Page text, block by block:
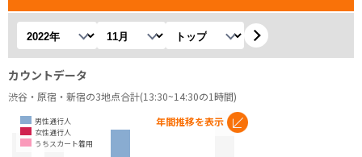
年を選択 月を選択 観測地を選択
カウントデータ
渋谷・原宿・新宿の3地点合計(13:30~14:30の1時間)
男性通行人
女性通行人
うちスカート着用
年間推移を表示